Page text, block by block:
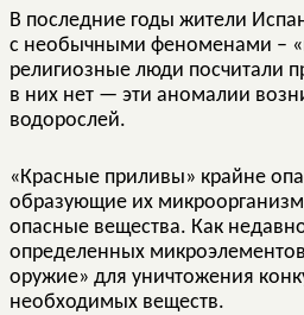
В последние годы жители
с необычными феноменами –
религиозные люди посчитали
в них нет — эти аномалии
водорослей.
«Красные приливы» крайне
образующие их
опасные вещества. Как
определенных
оружие» для уничтожения
необходимых веществ.